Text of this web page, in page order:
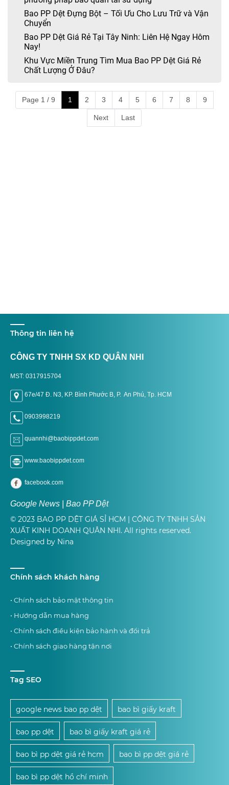
Bao PP Dệt Đựng Bột – Tối Ưu Cho Lưu Trữ và Vận
Chuyển
Bao PP Dệt Giá Rẻ Tại Tây Ninh: Liên Hệ Ngay Hôm
Nay!
Khu Vực Miền Trung Tìm Mua Bao PP Dệt Giá Rẻ
Chất Lượng Ở Đâu?
Page 1 / 9 1 2 3 4 5 6 7 8 9
Next Last
Thông tin liên hệ
CÔNG TY TNHH SX KD QUÂN NHI
MST: 0317915704
67e/47 Đ. N3, KP. Bình Phước B, P. An Phú, Tp. HCM
0903998219
quannhi@baobippdet.com
www.baobippdet.com
facebook.com
Google News | Bao PP Dệt
© 2023 BAO PP DỆT GIÁ SỈ HCM | CÔNG TY TNHH SẢN
XUẤT KINH DOANH QUÂN NHI. All rights reserved.
Designed by Nina
Chính sách khách hàng
• Chính sách bảo mật thông tin
• Hướng dẫn mua hàng
• Chính sách điều kiện bảo hành và đổi trả
• Chính sách giao hàng tận nơi
Tag SEO
google news bao pp dệt bao bì giấy kraft
bao pp dệt bao bì giấy kraft giá rẻ
bao bì pp dệt giá rẻ hcm bao bì pp dệt giá rẻ
bao bì pp dệt hồ chí minh